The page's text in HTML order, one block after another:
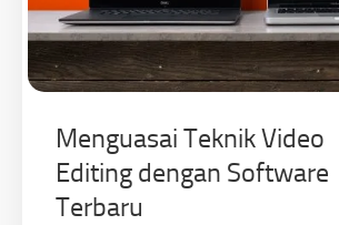
Menguasai Teknik Video
Editing dengan Software
Terbaru